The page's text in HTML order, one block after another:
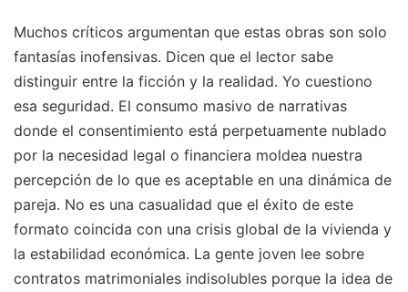
Muchos críticos argumentan que estas obras son solo
fantasías inofensivas. Dicen que el lector sabe
distinguir entre la ficción y la realidad. Yo cuestiono
esa seguridad. El consumo masivo de narrativas
donde el consentimiento está perpetuamente nublado
por la necesidad legal o financiera moldea nuestra
percepción de lo que es aceptable en una dinámica de
pareja. No es una casualidad que el éxito de este
formato coincida con una crisis global de la vivienda y
la estabilidad económica. La gente joven lee sobre
contratos matrimoniales indisolubles porque la idea de